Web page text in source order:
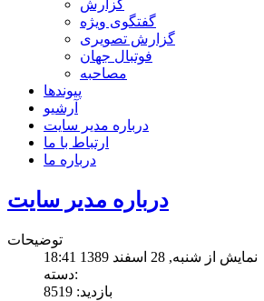
گزارش
گفتگوی ویژه
گزارش تصویری
فوتبال جهان
مصاحبه
پیوندها
آرشیو
درباره مدیر سایت
ارتباط با ما
درباره ما
درباره مدير سايت
توضیحات
نمایش از شنبه, 28 اسفند 1389 18:41
دسته:
بازدید: 8519